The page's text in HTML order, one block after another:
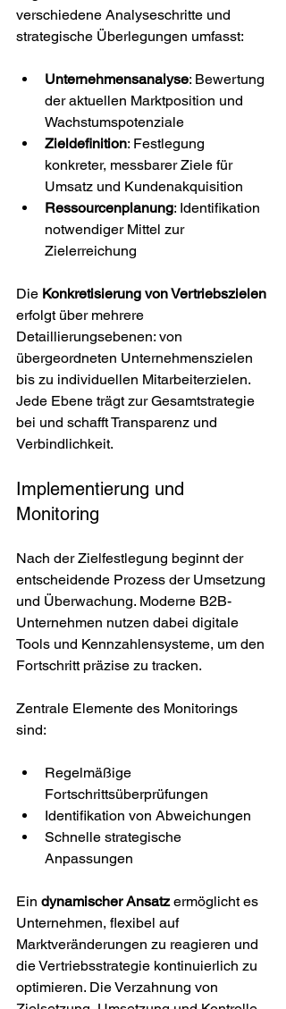
verschiedene Analyseschritte und
strategische Überlegungen umfasst:
Unternehmensanalyse: Bewertung
der aktuellen Marktposition und
Wachstumspotenziale
Zieldefinition: Festlegung
konkreter, messbarer Ziele für
Umsatz und Kundenakquisition
Ressourcenplanung: Identifikation
notwendiger Mittel zur
Zielerreichung
Die Konkretisierung von Vertriebszielen
erfolgt über mehrere
Detaillierungsebenen: von
übergeordneten Unternehmenszielen
bis zu individuellen Mitarbeiterzielen.
Jede Ebene trägt zur Gesamtstrategie
bei und schafft Transparenz und
Verbindlichkeit.
Implementierung und
Monitoring
Nach der Zielfestlegung beginnt der
entscheidende Prozess der Umsetzung
und Überwachung. Moderne B2B-
Unternehmen nutzen dabei digitale
Tools und Kennzahlensysteme, um den
Fortschritt präzise zu tracken.
Zentrale Elemente des Monitorings
sind:
Regelmäßige
Fortschrittsüberprüfungen
Identifikation von Abweichungen
Schnelle strategische
Anpassungen
Ein dynamischer Ansatz ermöglicht es
Unternehmen, flexibel auf
Marktveränderungen zu reagieren und
die Vertriebsstrategie kontinuierlich zu
optimieren. Die Verzahnung von